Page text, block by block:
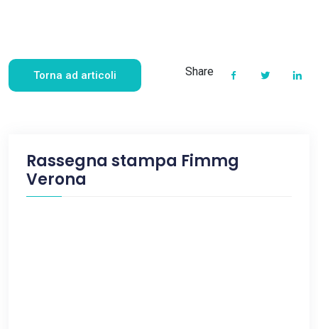
Torna ad articoli Share
Rassegna stampa Fimmg
Verona